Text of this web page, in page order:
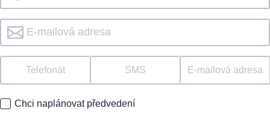
Telefonát SMS E-mailová adresa
Chci naplánovat předvedení